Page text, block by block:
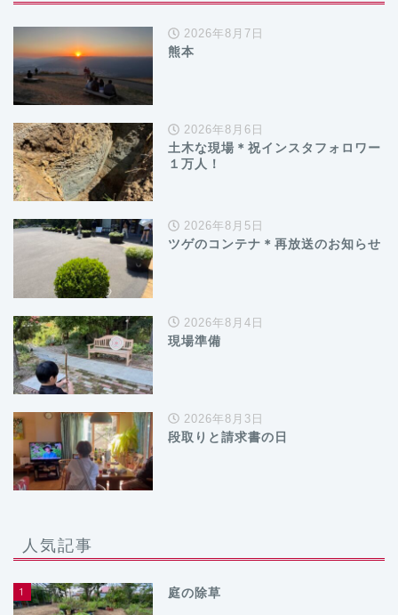
2026年8月7日
熊本
2026年8月6日
土木な現場＊祝インスタフォロワー
１万人！
2026年8月5日
ツゲのコンテナ＊再放送のお知らせ
2026年8月4日
現場準備
2026年8月3日
段取りと請求書の日
人気記事
1 庭の除草